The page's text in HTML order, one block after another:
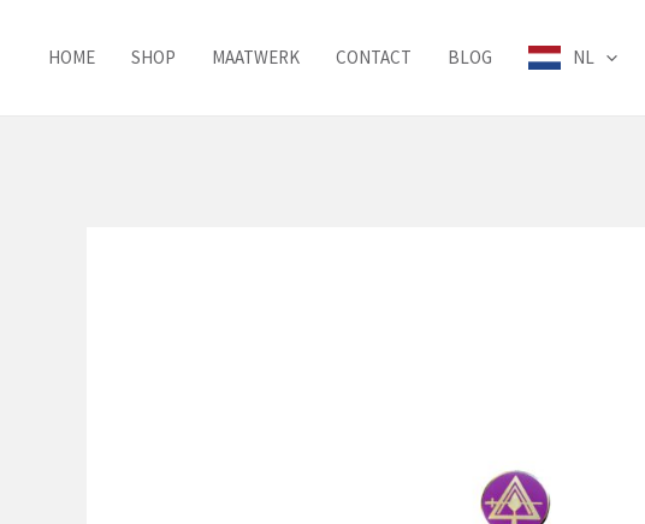
HOME SHOP MAATWERK CONTACT BLOG NL